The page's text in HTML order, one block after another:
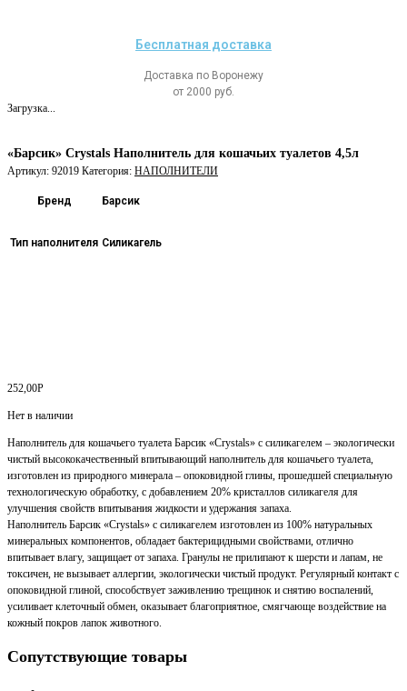
Бесплатная доставка
Доставка по Воронежу
от 2000 руб.
Загрузка...
«Барсик» Crystals Наполнитель для кошачьих туалетов 4,5л
Артикул: 92019 Категория: НАПОЛНИТЕЛИ
Бренд Барсик
Тип наполнителя Силикагель
252,00Р
Нет в наличии
Наполнитель для кошачьего туалета Барсик «Crystals» с силикагелем – экологически
чистый высококачественный впитывающий наполнитель для кошачьего туалета,
изготовлен из природного минерала – опоковидной глины, прошедшей специальную
технологическую обработку, с добавлением 20% кристаллов силикагеля для
улучшения свойств впитывания жидкости и удержания запаха.
Наполнитель Барсик «Crystals» с силикагелем изготовлен из 100% натуральных
минеральных компонентов, обладает бактерицидными свойствами, отлично
впитывает влагу, защищает от запаха. Гранулы не прилипают к шерсти и лапам, не
токсичен, не вызывает аллергии, экологически чистый продукт. Регулярный контакт с
опоковидной глиной, способствует заживлению трещинок и снятию воспалений,
усиливает клеточный обмен, оказывает благоприятное, смягчающе воздействие на
кожный покров лапок животного.
Сопутствующие товары